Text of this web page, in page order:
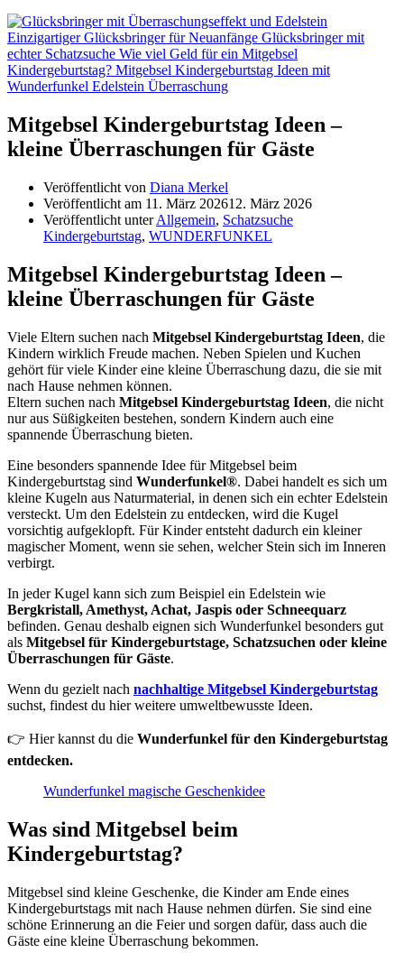
Mitgebsel Kindergeburtstag Ideen –
kleine Überraschungen für Gäste
Veröffentlicht von Diana Merkel
Veröffentlicht am 11. März 202612. März 2026
Veröffentlicht unterAllgemein, Schatzsuche
Kindergeburtstag, WUNDERFUNKEL
Mitgebsel Kindergeburtstag Ideen –
kleine Überraschungen für Gäste
Viele Eltern suchen nach Mitgebsel Kindergeburtstag Ideen, die
Kindern wirklich Freude machen. Neben Spielen und Kuchen
gehört für viele Kinder eine kleine Überraschung dazu, die sie mit
nach Hause nehmen können.
Eltern suchen nach Mitgebsel Kindergeburtstag Ideen, die nicht
nur aus Süßigkeiten bestehen, sondern Kindern auch eine
spannende Überraschung bieten.
Eine besonders spannende Idee für Mitgebsel beim
Kindergeburtstag sind Wunderfunkel®. Dabei handelt es sich um
kleine Kugeln aus Naturmaterial, in denen sich ein echter Edelstein
versteckt. Um den Edelstein zu entdecken, wird die Kugel
vorsichtig aufgeklopft. Für Kinder entsteht dadurch ein kleiner
magischer Moment, wenn sie sehen, welcher Stein sich im Inneren
verbirgt.
In jeder Kugel kann sich zum Beispiel ein Edelstein wie
Bergkristall, Amethyst, Achat, Jaspis oder Schneequarz
befinden. Genau deshalb eignen sich Wunderfunkel besonders gut
als Mitgebsel für Kindergeburtstage, Schatzsuchen oder kleine
Überraschungen für Gäste.
Wenn du gezielt nach nachhaltige Mitgebsel Kindergeburtstag
suchst, findest du hier weitere umweltbewusste Ideen.
👉 Hier kannst du die Wunderfunkel für den Kindergeburtstag
entdecken.
Wunderfunkel magische Geschenkidee
Was sind Mitgebsel beim
Kindergeburtstag?
Mitgebsel sind kleine Geschenke, die Kinder am Ende eines
Kindergeburtstags mit nach Hause nehmen dürfen. Sie sind eine
schöne Erinnerung an die Feier und sorgen dafür, dass auch die
Gäste eine kleine Überraschung bekommen.